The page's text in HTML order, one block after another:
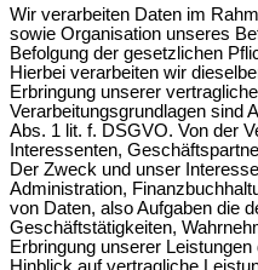
Wir verarbeiten Daten im
sowie Organisation unseres
Befolgung der gesetzlichen
Hierbei verarbeiten wir
Erbringung unserer
Verarbeitungsgrundlagen sind
Abs. 1 lit. f. DSGVO. Von der
Interessenten,
Der Zweck und unser
Administration,
von Daten, also Aufgaben die
Geschäftstätigkeiten,
Erbringung unserer
Hinblick auf vertragliche